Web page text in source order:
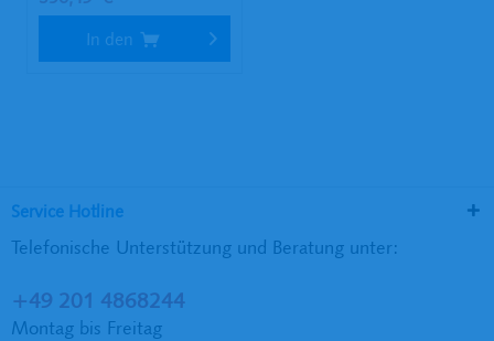
In den
Service Hotline
Telefonische Unterstützung und Beratung unter:
+49 201 4868244
Montag bis Freitag